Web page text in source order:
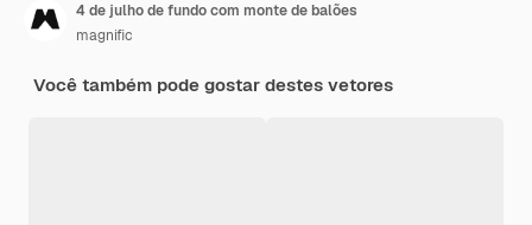
4 de julho de fundo com monte de balões
magnific
Você também pode gostar destes vetores